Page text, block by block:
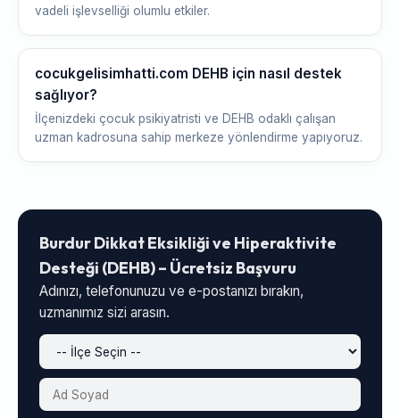
vadeli işlevselliği olumlu etkiler.
cocukgelisimhatti.com DEHB için nasıl destek
sağlıyor?
İlçenizdeki çocuk psikiyatristi ve DEHB odaklı çalışan
uzman kadrosuna sahip merkeze yönlendirme yapıyoruz.
Burdur Dikkat Eksikliği ve Hiperaktivite
Desteği (DEHB) – Ücretsiz Başvuru
Adınızı, telefonunuzu ve e-postanızı bırakın,
uzmanımız sizi arasın.